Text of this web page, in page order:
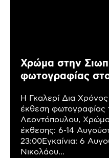
Χρώμα στην
φωτογραφίας
Η Γκαλερί Δια Χρόνος
έκθεση φωτογραφίας
Λεοντόπουλου,
έκθεσης: 6-14
23:00Εγκαίνια: 6
Νικολάου...